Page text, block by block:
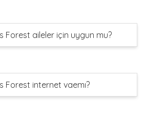
Forest aileler için uygun mu?
Forest internet vaemı?